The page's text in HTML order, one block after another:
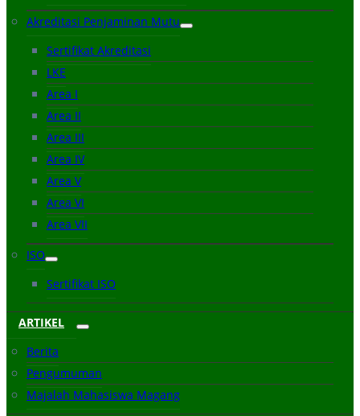
Akreditasi Penjaminan Mutu
Sertifikat Akreditasi
LKE
Area I
Area II
Area III
Area IV
Area V
Area VI
Area VII
ISO
Sertifikat ISO
ARTIKEL
Berita
Pengumuman
Majalah Mahasiswa Magang